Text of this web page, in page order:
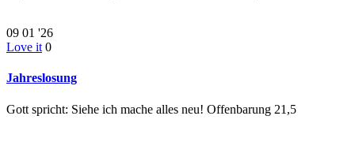
09 01 '26
Love it 0
Jahreslosung
Gott spricht: Siehe ich mache alles neu! Offenbarung 21,5